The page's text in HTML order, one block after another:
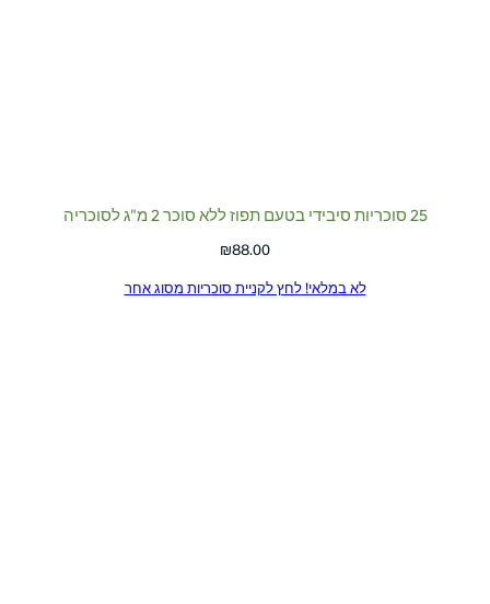
25 סוכריות סיבידי בטעם תפוז ללא סוכר 2 מ"ג לסוכריה
₪88.00
לא במלאי! לחץ לקניית סוכריות מסוג אחר